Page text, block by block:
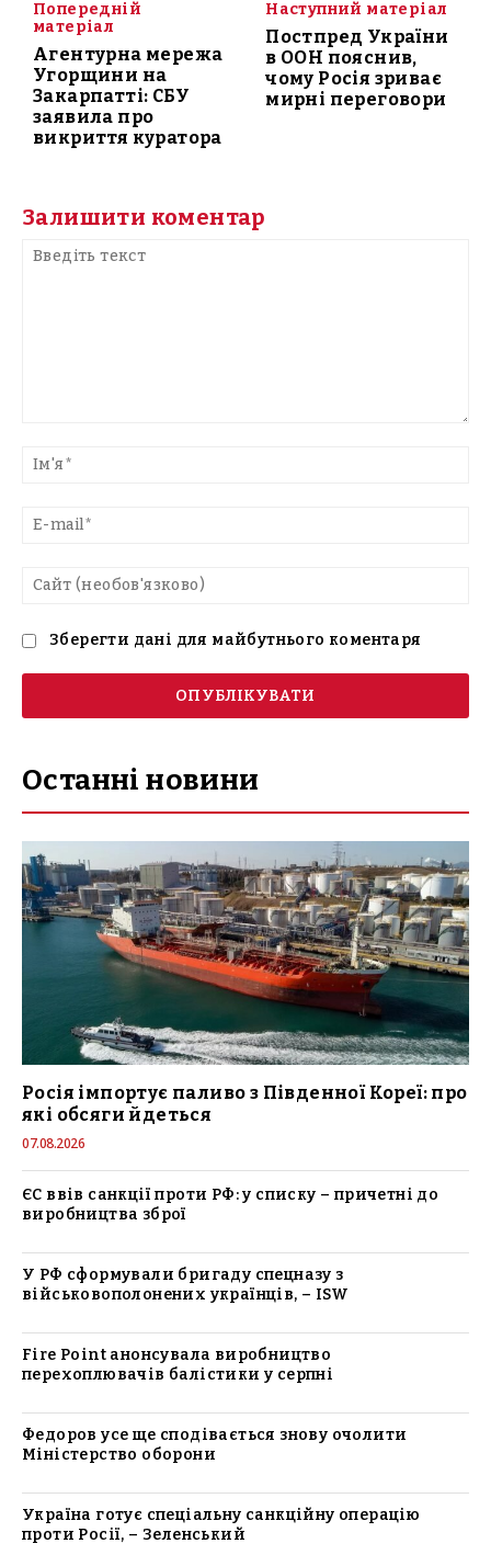
Попередній
матеріал
Агентурна мережа
Угорщини на
Закарпатті: СБУ
заявила про
викриття куратора
Наступний матеріал
Постпред України
в ООН пояснив,
чому Росія зриває
мирні переговори
Залишити коментар
текст
Зберегти дані для майбутнього коментаря
Останні новини
Росія імпортує паливо з Південної Кореї: про
які обсяги йдеться
07.08.2026
ЄС ввів санкції проти РФ: у списку – причетні до
виробництва зброї
У РФ сформували бригаду спецназу з
військовополонених українців, – ISW
Fire Point анонсувала виробництво
перехоплювачів балістики у серпні
Федоров усе ще сподівається знову очолити
Міністерство оборони
Україна готує спеціальну санкційну операцію
проти Росії, – Зеленський